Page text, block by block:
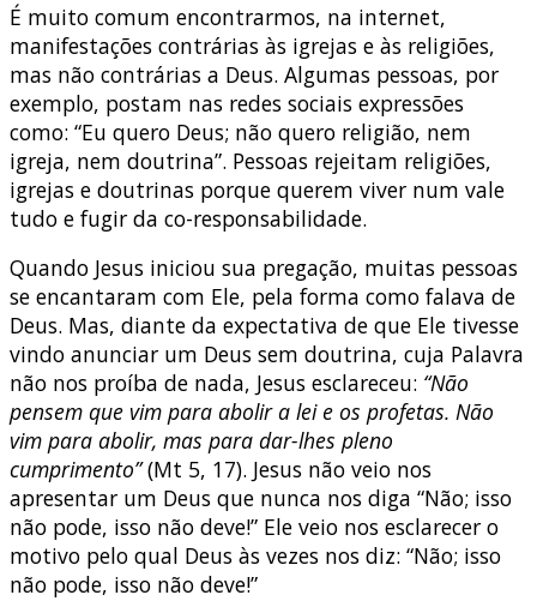
É muito comum encontrarmos, na internet,
manifestações contrárias às igrejas e às religiões,
mas não contrárias a Deus. Algumas pessoas, por
exemplo, postam nas redes sociais expressões
como: “Eu quero Deus; não quero religião, nem
igreja, nem doutrina”. Pessoas rejeitam religiões,
igrejas e doutrinas porque querem viver num vale
tudo e fugir da co-responsabilidade.
Quando Jesus iniciou sua pregação, muitas pessoas
se encantaram com Ele, pela forma como falava de
Deus. Mas, diante da expectativa de que Ele tivesse
vindo anunciar um Deus sem doutrina, cuja Palavra
não nos proíba de nada, Jesus esclareceu: “Não
pensem que vim para abolir a lei e os profetas. Não
vim para abolir, mas para dar-lhes pleno
cumprimento”(Mt 5, 17). Jesus não veio nos
apresentar um Deus que nunca nos diga “Não; isso
não pode, isso não deve!” Ele veio nos esclarecer o
motivo pelo qual Deus às vezes nos diz: “Não; isso
não pode, isso não deve!”